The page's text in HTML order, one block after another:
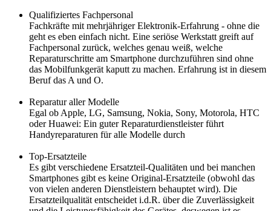
Qualifiziertes Fachpersonal
Fachkräfte mit mehrjähriger Elektronik-Erfahrung - ohne die
geht es eben einfach nicht. Eine seriöse Werkstatt greift auf
Fachpersonal zurück, welches genau weiß, welche
Reparaturschritte am Smartphone durchzuführen sind ohne
das Mobilfunkgerät kaputt zu machen. Erfahrung ist in diesem
Beruf das A und O.
Reparatur aller Modelle
Egal ob Apple, LG, Samsung, Nokia, Sony, Motorola, HTC
oder Huawei: Ein guter Reparaturdienstleister führt
Handyreparaturen für alle Modelle durch
Top-Ersatzteile
Es gibt verschiedene Ersatzteil-Qualitäten und bei manchen
Smartphones gibt es keine Original-Ersatzteile (obwohl das
von vielen anderen Dienstleistern behauptet wird). Die
Ersatzteilqualität entscheidet i.d.R. über die Zuverlässigkeit